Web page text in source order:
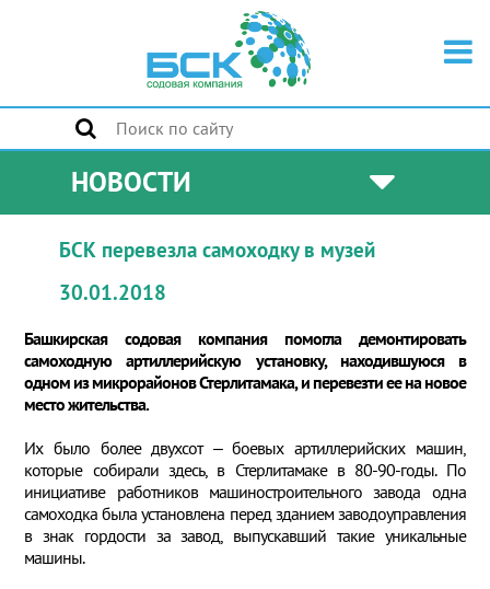
НОВОСТИ
БСК перевезла самоходку в музей
30.01.2018
Башкирская содовая компания помогла демонтировать
самоходную артиллерийскую установку, находившуюся в
одном из микрорайонов Стерлитамака, и перевезти ее на новое
место жительства.
Их было более двухсот – боевых артиллерийских машин,
которые собирали здесь, в Стерлитамаке в 80-90-годы. По
инициативе работников машиностроительного завода одна
самоходка была установлена перед зданием заводоуправления
в знак гордости за завод, выпускавший такие уникальные
машины.